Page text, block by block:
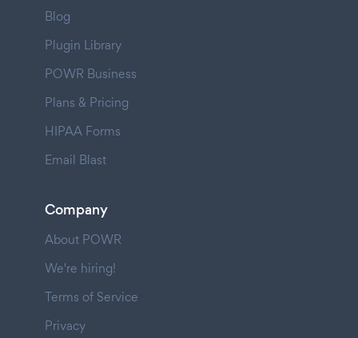
Blog
Plugin Library
POWR Business
Plans & Pricing
HIPAA Forms
Email Blast
Company
About POWR
We're hiring!
Terms of Service
Privacy